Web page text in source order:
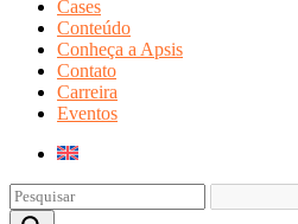
Cases
Conteúdo
Conheça a Apsis
Contato
Carreira
Eventos